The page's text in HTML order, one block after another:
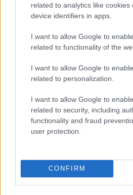
related to analytics like cookies
device identifiers in apps.
I want to allow Google to
related to functionality of the
I want to allow Google to
related to personalization.
I want to allow Google to
related to security, including
functionality and fraud
user protection.
CONFIRM
LIFESTYLE2 ω. πριν
Αθηνά Οικονομάκου από
πρόβλημα υγείας